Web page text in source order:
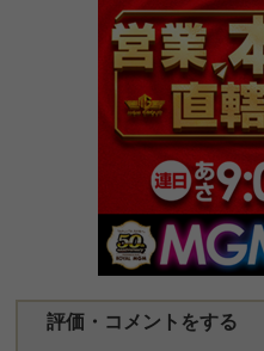
評価・コメントをする